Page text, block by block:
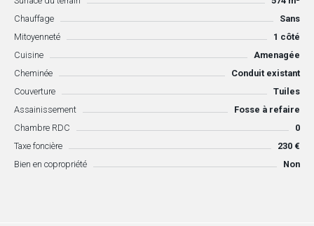
Chauffage
Sans
Mitoyenneté
1 côté
Cuisine
Amenagée
Cheminée
Conduit existant
Couverture
Tuiles
Assainissement
Fosse à refaire
Chambre RDC
0
Taxe foncière
230 €
Bien en copropriété
Non